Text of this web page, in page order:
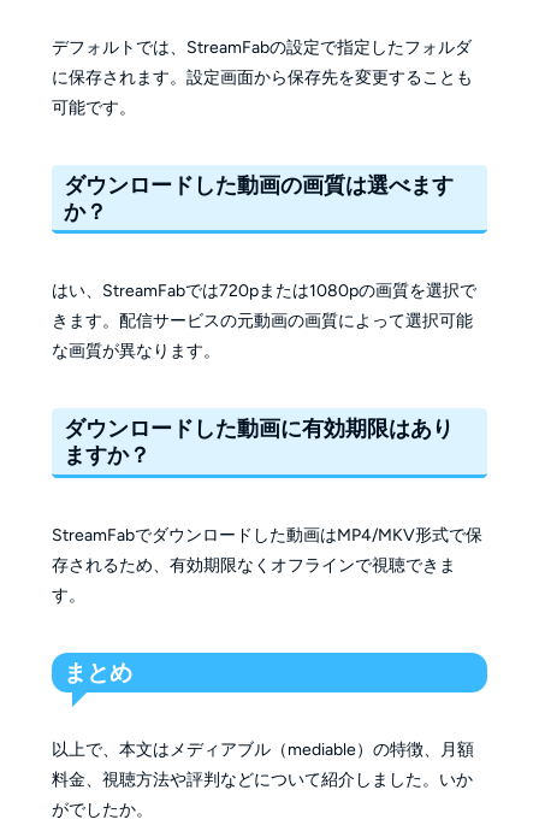
デフォルトでは、StreamFabの設定で指定したフォルダ
に保存されます。設定画面から保存先を変更することも
可能です。
ダウンロードした動画の画質は選べます
か？
はい、StreamFabでは720pまたは1080pの画質を選択で
きます。配信サービスの元動画の画質によって選択可能
な画質が異なります。
ダウンロードした動画に有効期限はあり
ますか？
StreamFabでダウンロードした動画はMP4/MKV形式で保
存されるため、有効期限なくオフラインで視聴できま
す。
まとめ
以上で、本文はメディアブル（mediable）の特徴、月額
料金、視聴方法や評判などについて紹介しました。いか
がでしたか。